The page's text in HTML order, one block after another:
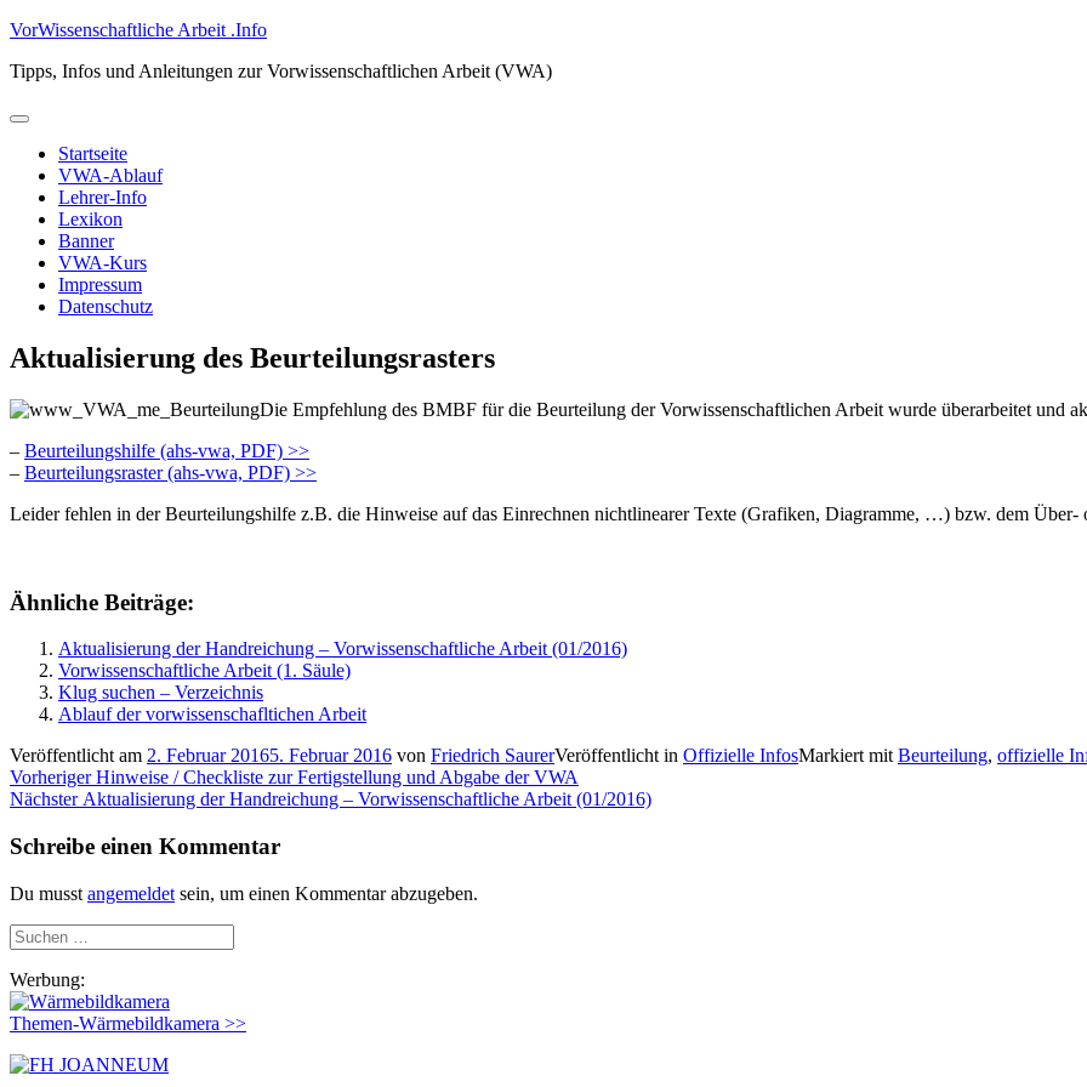
Zum
springen
VorWissenschaftliche Arbeit .Info
Tipps, Infos und Anleitungen zur Vorwissenschaftlichen Arbeit (VWA)
Primäres
Startseite
VWA-Ablauf
Lehrer-Info
Lexikon
Banner
VWA-Kurs
Impressum
Datenschutz
Aktualisierung des Beurteilungsrasters
Die Empfehlung des BMBF für die Beurteilung der Vorwissenschaftlichen Arbeit wurde überarbeitet und
– Beurteilungshilfe (ahs-vwa, PDF) >>
– Beurteilungsraster (ahs-vwa, PDF) >>
Leider fehlen in der Beurteilungshilfe z.B. die Hinweise auf das Einrechnen nichtlinearer Texte (Grafiken, Diagramme, …) bzw. dem Über-
Ähnliche Beiträge:
Aktualisierung der Handreichung – Vorwissenschaftliche Arbeit (01/2016)
Vorwissenschaftliche Arbeit (1. Säule)
Klug suchen – Verzeichnis
Ablauf der vorwissenschafltichen Arbeit
Veröffentlicht am 2. Februar 20165. Februar 2016 von Friedrich SaurerVeröffentlicht in Offizielle InfosMarkiert mit Beurteilung, offizielle
Beitragsnavigation
Vorheriger Vorheriger
Beitrag:
Hinweise / Checkliste zur Fertigstellung und Abgabe der VWA
Nächster Nächster
Aktualisierung der Handreichung – Vorwissenschaftliche Arbeit (01/2016)
Schreibe einen Kommentar
Du musst angemeldet sein, um einen Kommentar abzugeben.
Suchen
nach:
Werbung:
Themen-Wärmebildkamera >>